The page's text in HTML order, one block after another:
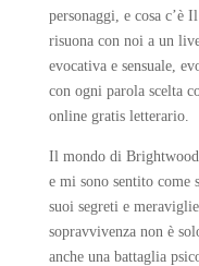
personaggi, e cosa c’è
risuona con noi a un
evocativa e sensuale,
con ogni parola scelta
online gratis letterario.
Il mondo di
e mi sono sentito come
suoi segreti e
sopravvivenza non è
anche una battaglia